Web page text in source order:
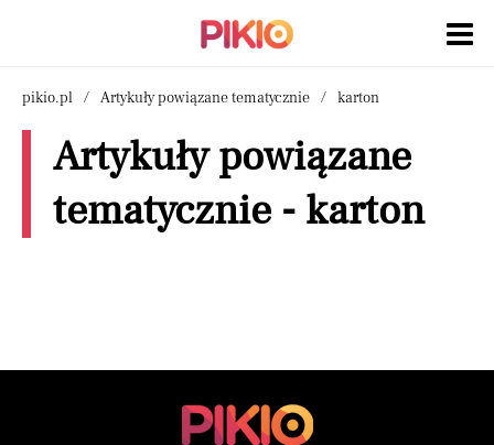
pikio.pl Artykuły powiązane tematycznie karton
Artykuły powiązane
tematycznie - karton